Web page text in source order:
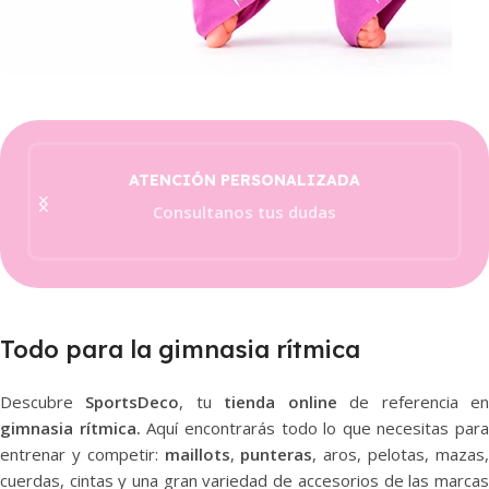
Estira-Empeine
Ver Detalles
ATENCIÓN PERSONALIZADA
Consultanos tus dudas
Todo para la gimnasia rítmica
Descubre SportsDeco, tu tienda online de referencia en
gimnasia rítmica. Aquí encontrarás todo lo que necesitas para
entrenar y competir: maillots, punteras, aros, pelotas, mazas,
cuerdas, cintas y una gran variedad de accesorios de las marcas